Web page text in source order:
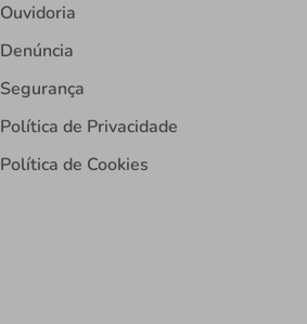
Ouvidoria
Denúncia
Segurança
Política de Privacidade
Política de Cookies